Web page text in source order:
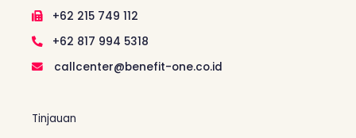
+62 215 749 112
+62 817 994 5318
callcenter@benefit-one.co.id
Tinjauan